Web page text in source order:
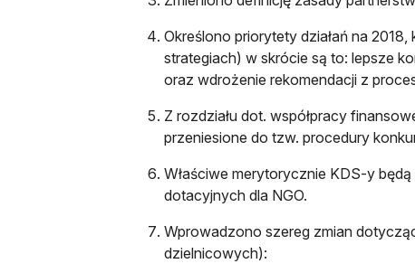
Określono priorytety działań na
strategiach) w skrócie są to: lepsze
oraz wdrożenie rekomendacji z
Z rozdziału dot. współpracy
przeniesione do tzw. procedury
Właściwe merytorycznie KDS-y
dotacyjnych dla NGO.
Wprowadzono szereg zmian
dzielnicowych):